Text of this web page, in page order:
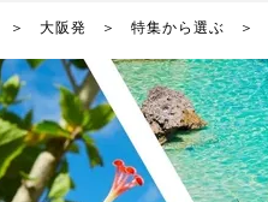
大阪発 特集から選ぶ